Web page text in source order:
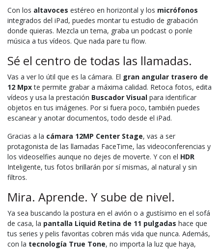
Con los altavoces estéreo en horizontal y los micrófonos
integrados del iPad, puedes montar tu estudio de grabación
donde quieras. Mezcla un tema, graba un podcast o ponle
música a tus vídeos. Que nada pare tu flow.
Sé el centro de todas las llamadas.
Vas a ver lo útil que es la cámara. El gran angular trasero de
12 Mpxte permite grabar a máxima calidad. Retoca fotos, edita
vídeos y usa la prestación Buscador Visual para identificar
objetos en tus imágenes. Por si fuera poco, también puedes
escanear y anotar documentos, todo desde el iPad.
Gracias a la cámara 12MP Center Stage, vas a ser
protagonista de las llamadas FaceTime, las videoconferencias y
los videoselfies aunque no dejes de moverte. Y con el HDR
Inteligente, tus fotos brillarán por sí mismas, al natural y sin
filtros.
Mira. Aprende. Y sube de nivel.
Ya sea buscando la postura en el avión o a gustísimo en el sofá
de casa, la pantalla Liquid Retina de 11 pulgadas hace que
tus series y pelis favoritas cobren más vida que nunca. Además,
con la tecnología True Tone, no importa la luz que haya,